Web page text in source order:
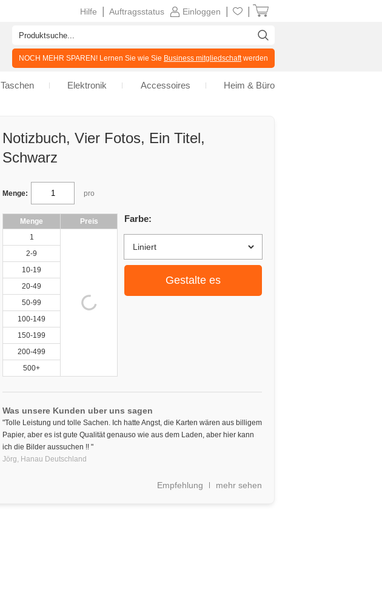
Notizbuch, Vier Fotos, Ein Titel,
Schwarz
Menge: pro
Menge
Preis
1
2-9
10-19
20-49
50-99
100-149
150-199
200-499
500+
Farbe:
Gestalte es
Was unsere Kunden uber uns sagen
"Tolle Leistung und tolle Sachen. Ich hatte Angst, die Karten wären aus billigem
Papier, aber es ist gute Qualität genauso wie aus dem Laden, aber hier kann
ich die Bilder aussuchen !! "
Jörg, Hanau Deutschland
Empfehlung mehr sehen
Einloggen
Auftragsstatus
Hilfe
NOCH MEHR SPAREN! Lernen Sie wie Sie Business mitgliedschaftwerden
Taschen Elektronik Accessoires Heim & Büro